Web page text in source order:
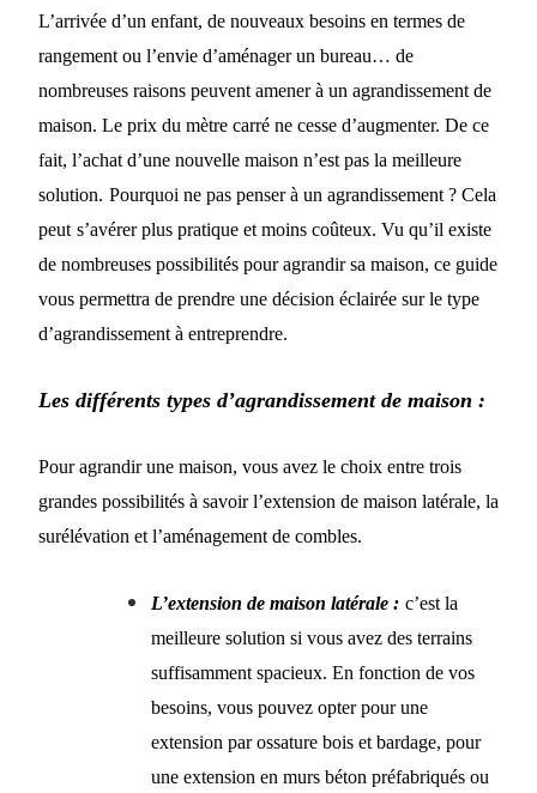
L’arrivée d’un enfant, de nouveaux besoins en termes de
rangement ou l’envie d’aménager un bureau… de
nombreuses raisons peuvent amener à un agrandissement de
maison. Le prix du mètre carré ne cesse d’augmenter. De ce
fait, l’achat d’une nouvelle maison n’est pas la meilleure
solution. Pourquoi ne pas penser à un agrandissement ? Cela
peut s’avérer plus pratique et moins coûteux. Vu qu’il existe
de nombreuses possibilités pour agrandir sa maison, ce guide
vous permettra de prendre une décision éclairée sur le type
d’agrandissement à entreprendre.
Les différents types d’agrandissementde maison :
Pour agrandir une maison, vous avez le choix entre trois
grandes possibilités à savoir l’extension de maison latérale, la
surélévation et l’aménagement de combles.
L’extension de maison latérale : c’est la
meilleure solution si vous avez des terrains
suffisamment spacieux. En fonction de vos
besoins, vous pouvez opter pour une
extension par ossature bois et bardage, pour
une extension en murs béton préfabriqués ou